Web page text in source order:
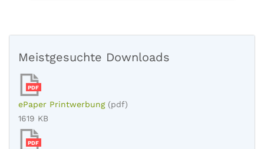
Meistgesuchte Downloads
PDF
ePaper Printwerbung (pdf)
1619 KB
PDF